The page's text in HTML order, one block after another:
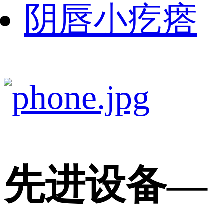
阴唇小疙瘩
先进设备—